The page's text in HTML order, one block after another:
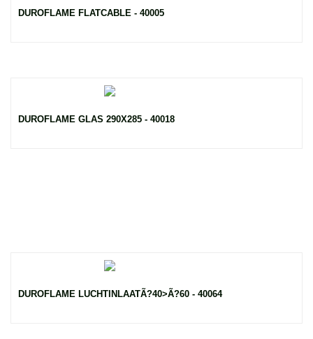
DUROFLAME FLATCABLE - 40005
DUROFLAME GLAS 290X285 - 40018
DUROFLAME LUCHTINLAATÃ?40>Ã?60 - 40064